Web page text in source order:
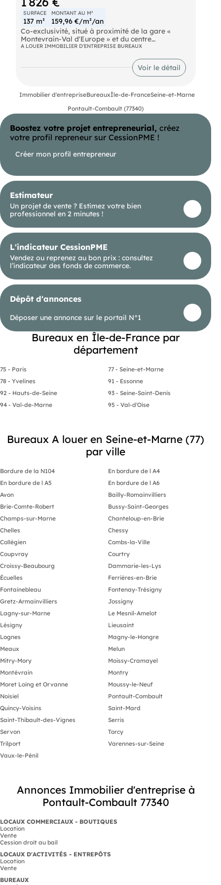
SURFACE
137 m²
MONTANT AU M²
159,96 €/m²/an
Co-exclusivité, situé à proximité de la gare «
Montevrain-Val d'Europe » et du centre
commercial du Val d'Europe, ImmproNotre
Bus Bus RER Val d'Europe (A) Autoroute A4 Ouigo
Marne-la-Vallée - Chessy Eurostar Marne-la-
Vallée - Chessy Thalys Gare de Marne-la-Vallée -
Aéroport Aéroport Charles de Gaulle à 30 minutes
A LOUER IMMOBILIER D'ENTREPRISE BUREAUX
Voir le détail
Immobilier d'entrepriseBureauxÎle-de-FranceSeine-et-Marne
Pontault-Combault (77340)
Boostez votre projet entrepreneurial, créez
votre profil repreneur sur CessionPME !
Créer mon profil entrepreneur
Estimateur
Un projet de vente ? Estimez votre bien
professionnel en 2 minutes !
L'indicateur CessionPME
Vendez ou reprenez au bon prix : consultez
l’indicateur des fonds de commerce.
Dépôt d'annonces
Déposer une annonce sur le portail N°1
Bureaux en Île-de-France par
département
75 - Paris
77 - Seine-et-Marne
78 - Yvelines
91 - Essonne
92 - Hauts-de-Seine
93 - Seine-Saint-Denis
94 - Val-de-Marne
95 - Val-d'Oise
Bureaux A louer en Seine-et-Marne (77)
par ville
Bordure de la N104
En bordure de l A4
En bordure de l A5
En bordure de l A6
Avon
Bailly-Romainvilliers
Brie-Comte-Robert
Bussy-Saint-Georges
Champs-sur-Marne
Chanteloup-en-Brie
Chelles
Chessy
Collégien
Combs-la-Ville
Coupvray
Courtry
Croissy-Beaubourg
Dammarie-les-Lys
Écuelles
Ferrières-en-Brie
Fontainebleau
Fontenay-Trésigny
Gretz-Armainvilliers
Jossigny
Lagny-sur-Marne
Le Mesnil-Amelot
Lésigny
Lieusaint
Lognes
Magny-le-Hongre
Meaux
Melun
Mitry-Mory
Moissy-Cramayel
Montévrain
Montry
Moret Loing et Orvanne
Moussy-le-Neuf
Noisiel
Pontault-Combault
Quincy-Voisins
Saint-Mard
Saint-Thibault-des-Vignes
Serris
Servon
Torcy
Trilport
Varennes-sur-Seine
Vaux-le-Pénil
Annonces Immobilier d'entreprise à
Pontault-Combault 77340
LOCAUX COMMERCIAUX - BOUTIQUES
Location
Vente
Cession droit au bail
LOCAUX D'ACTIVITÉS - ENTREPÔTS
Location
Vente
BUREAUX